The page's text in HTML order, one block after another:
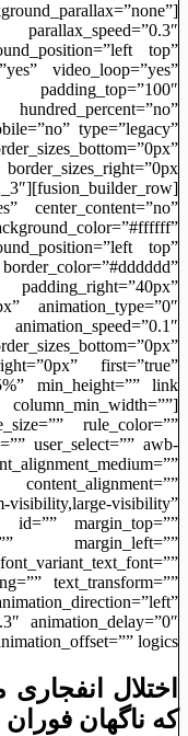
top”
video_loop=”yes”
type=”legacy”
center_content=”no”
top”
padding_right=”40px”
animation_type=”0″
first=”true”
rule_color=””
user_select=”” awb-
visibility,large-visibility”
id=”” margin_top=””
margin_left=””
text_transform=””
animation_delay=”0″
logics=””]
اختلال
که ناگهان